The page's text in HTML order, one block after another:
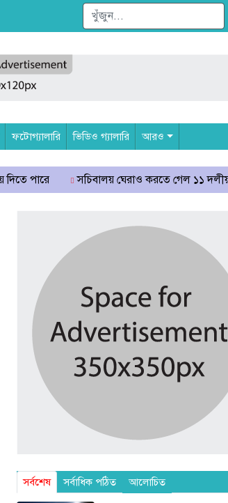
ফটোগ্যালারি ভিডিও গ্যালারি আরও
সচিবালয় ঘেরাও করতে গেল ১১ দলীয় ঐক্য, আটকে
সর্বশেষ সর্বাধিক পঠিত আলোচিত